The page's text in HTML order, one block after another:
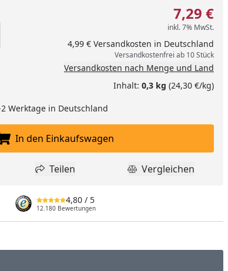
verringern
manuell eingeben
um eins erhöhen
7,29 €
inkl. 7% MwSt.
4,99 € Versandkosten in Deutschland
Versandkostenfrei ab 10 Stück
Versandkosten nach Menge und Land
Inhalt: 0,3 kg (24,30 €/kg)
Werktage in Deutschland
In den Einkaufswagen legen
In den Einkaufswagen
hinzufügen
Teilen
Teilen Produkt
Vergleichen
4,80 / 5
12.180 Bewertungen